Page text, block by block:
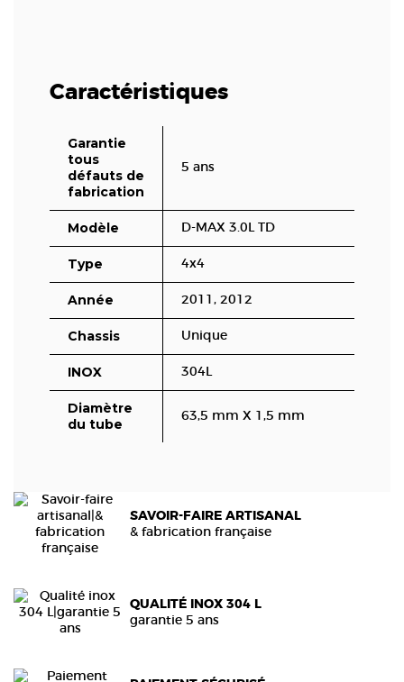
Caractéristiques
Garantie
tous
défauts de
fabrication
5 ans
Modèle D-MAX 3.0L TD
Type 4x4
Année 2011, 2012
Chassis Unique
INOX 304L
Diamètre
du tube
63,5 mm X 1,5 mm
SAVOIR-FAIRE ARTISANAL
& fabrication française
QUALITÉ INOX 304 L
garantie 5 ans